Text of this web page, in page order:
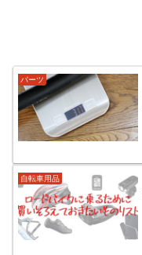
パーツ
自転車用品